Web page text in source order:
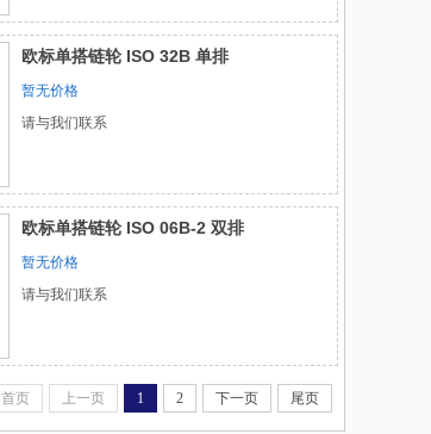
欧标单搭链轮 ISO 32B 单排
暂无价格
请与我们联系
欧标单搭链轮 ISO 06B-2 双排
暂无价格
请与我们联系
首页 上一页 1 2 下一页 尾页